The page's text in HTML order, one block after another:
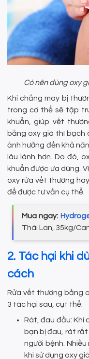
Có nên dùng oxy
Khi chẳng may bị
trong cơ thể sẽ tập
khuẩn, giúp vết
bằng oxy già thì bạch
ảnh hưởng đến khả
lâu lành hơn. Do đó,
khuẩn được ưa dùng.
oxy rửa vết thương
để được tư vấn cụ thể.
Mua ngay:
Thái Lan, 35kg/
2. Tác hại khi
cách
Rửa vết thương bằng
3 tác hại sau, cụt thể:
Rát, đau đầu: Khi
bạn bị đau, rát rất
người bệnh.
khi sử dụng oxy